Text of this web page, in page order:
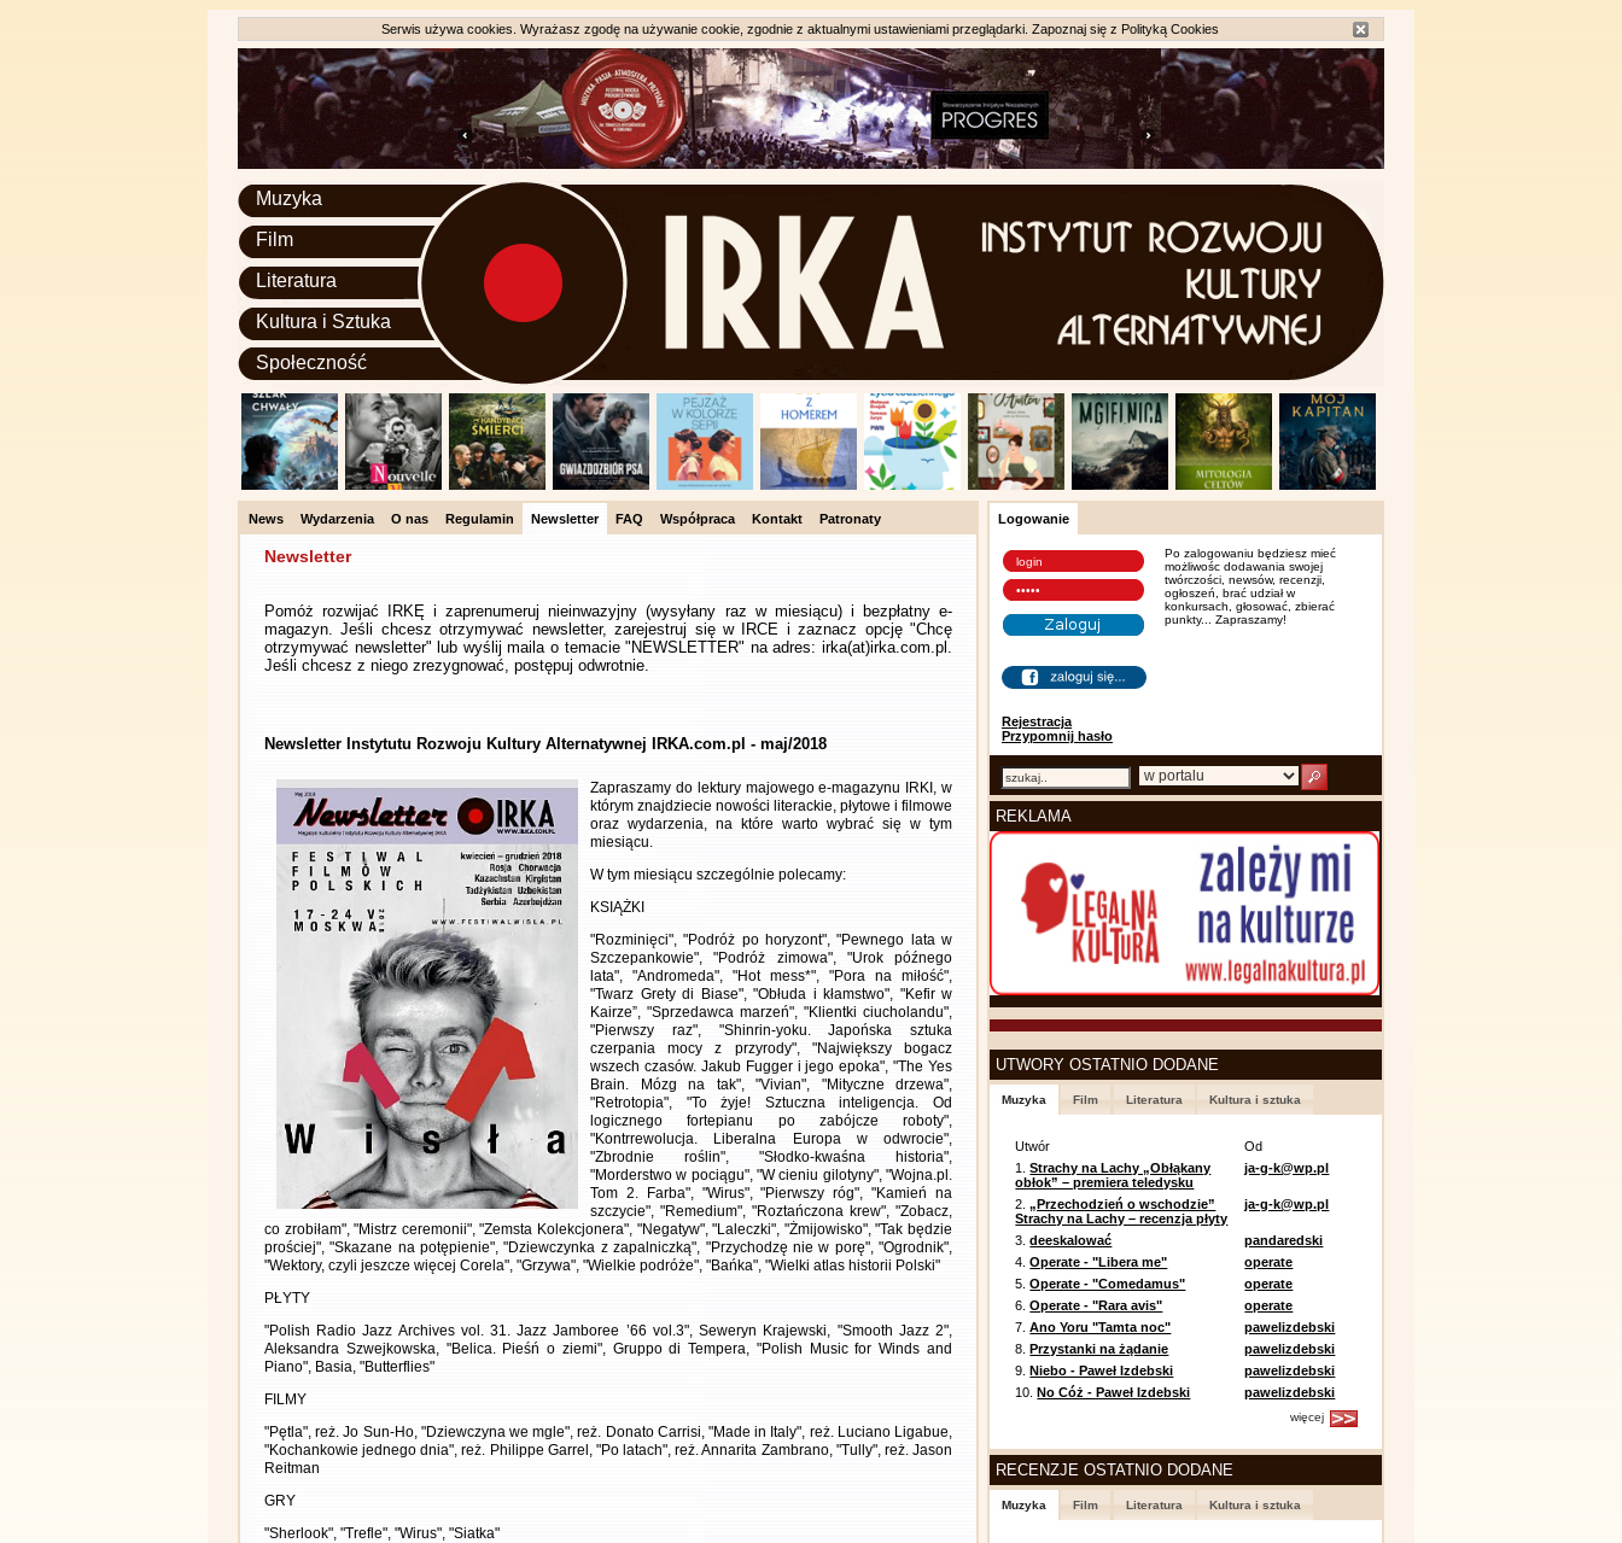
Serwis używa cookies. Wyrażasz zgodę na używanie cookie, zgodnie z aktualnymi ustawieniami przeglądarki. Zapoznaj się z Polityką Cookies
Muzyka
Film
Literatura
Kultura i Sztuka
Społeczność
News Wydarzenia O nas Regulamin Newsletter FAQ Współpraca Kontakt Patronaty
Newsletter
Pomóż rozwijać IRKĘ i zaprenumeruj nieinwazyjny (wysyłany raz w miesiącu) i bezpłatny e-
magazyn. Jeśli chcesz otrzymywać newsletter, zarejestruj się w IRCE i zaznacz opcję "Chcę
otrzymywać newsletter" lub wyślij maila o temacie "NEWSLETTER" na adres: irka(at)irka.com.pl.
Jeśli chcesz z niego zrezygnować, postępuj odwrotnie.
Newsletter Instytutu Rozwoju Kultury Alternatywnej IRKA.com.pl - maj/2018
Zapraszamy do lektury majowego e-magazynu IRKI, w
którym znajdziecie nowości literackie, płytowe i filmowe
oraz wydarzenia, na które warto wybrać się w tym
miesiącu.
W tym miesiącu szczególnie polecamy:
KSIĄŻKI
"Rozminięci", "Podróż po horyzont", "Pewnego lata w
Szczepankowie", "Podróż zimowa", "Urok późnego
lata", "Andromeda", "Hot mess*", "Pora na miłość",
"Twarz Grety di Biase", "Obłuda i kłamstwo", "Kefir w
Kairze”, "Sprzedawca marzeń", "Klientki ciucholandu",
"Pierwszy raz", "Shinrin-yoku. Japońska sztuka
czerpania mocy z przyrody", "Największy bogacz
wszech czasów. Jakub Fugger i jego epoka", "The Yes
Brain. Mózg na tak", "Vivian", "Mityczne drzewa",
"Retrotopia", "To żyje! Sztuczna inteligencja. Od
logicznego fortepianu po zabójcze roboty",
"Kontrrewolucja. Liberalna Europa w odwrocie",
"Zbrodnie roślin", "Słodko-kwaśna historia",
"Morderstwo w pociągu", "W cieniu gilotyny", "Wojna.pl.
Tom 2. Farba", "Wirus", "Pierwszy róg", "Kamień na
szczycie", "Remedium", "Roztańczona krew", "Zobacz,
co zrobiłam", "Mistrz ceremonii", "Zemsta Kolekcjonera", "Negatyw", "Laleczki", "Żmijowisko", "Tak będzie
prościej", "Skazane na potępienie", "Dziewczynka z zapalniczką", "Przychodzę nie w porę", "Ogrodnik",
"Wektory, czyli jeszcze więcej Corela", "Grzywa", "Wielkie podróże", "Bańka", "Wielki atlas historii Polski"
PŁYTY
"Polish Radio Jazz Archives vol. 31. Jazz Jamboree ’66 vol.3", Seweryn Krajewski, "Smooth Jazz 2",
Aleksandra Szwejkowska, "Belica. Pieśń o ziemi", Gruppo di Tempera, "Polish Music for Winds and
Piano", Basia, "Butterflies"
FILMY
"Pętla", reż. Jo Sun-Ho, "Dziewczyna we mgle", reż. Donato Carrisi, "Made in Italy", reż. Luciano Ligabue,
"Kochankowie jednego dnia", reż. Philippe Garrel, "Po latach", reż. Annarita Zambrano, "Tully", reż. Jason
Reitman
GRY
"Sherlook", "Trefle", "Wirus", "Siatka"
Logowanie
Rejestracja
Przypomnij hasło
Po zalogowaniu będziesz mieć
możliwośc dodawania swojej
twórczości, newsów, recenzji,
ogłoszeń, brać udział w
konkursach, głosować, zbierać
punkty... Zapraszamy!
REKLAMA
UTWORY OSTATNIO DODANE
Muzyka Film Literatura Kultura i sztuka
Utwór
Od
1.Strachy na Lachy „Obłąkany
obłok” – premiera teledysku
ja-g-k@wp.pl
2.„Przechodzień o wschodzie”
Strachy na Lachy – recenzja płyty
ja-g-k@wp.pl
3.deeskalować
pandaredski
4.Operate - "Libera me"
operate
5.Operate - "Comedamus"
operate
6.Operate - "Rara avis"
operate
7.Ano Yoru "Tamta noc"
pawelizdebski
8.Przystanki na żądanie
pawelizdebski
9.Niebo - Paweł Izdebski
pawelizdebski
10.No Cóż - Paweł Izdebski pawelizdebski
więcej
RECENZJE OSTATNIO DODANE
Muzyka Film Literatura Kultura i sztuka